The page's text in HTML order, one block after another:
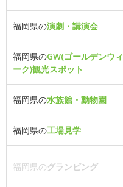
福岡県の演劇・講演会
福岡県のGW(ゴールデンウィ
ーク)観光スポット
福岡県の水族館・動物園
福岡県の工場見学
福岡県のグランピング